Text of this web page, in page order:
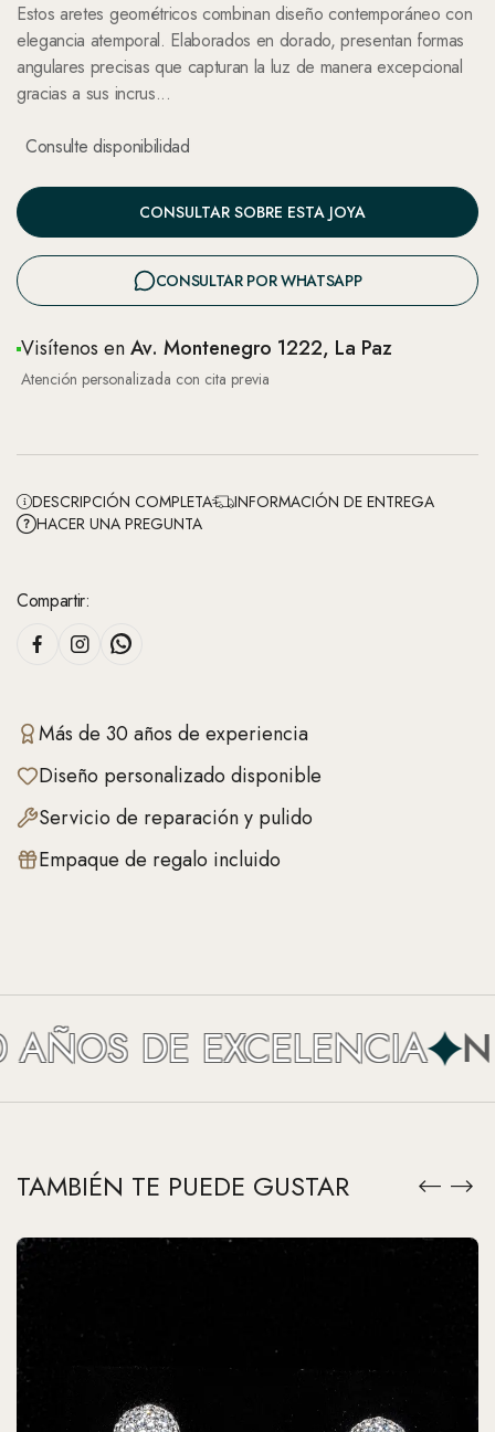
Estos aretes geométricos combinan diseño contemporáneo con
elegancia atemporal. Elaborados en dorado, presentan formas
angulares precisas que capturan la luz de manera excepcional
gracias a sus incrus...
Consulte disponibilidad
CONSULTAR SOBRE ESTA JOYA
CONSULTAR POR WHATSAPP
Visítenos enAv. Montenegro 1222, La Paz
Atención personalizada con cita previa
DESCRIPCIÓN COMPLETA
INFORMACIÓN DE ENTREGA
HACER UNA PREGUNTA
Compartir:
Más de 30 años de experiencia
Diseño personalizado disponible
Servicio de reparación y pulido
Empaque de regalo incluido
DE EXCELENCIA
TAMBIÉN TE PUEDE GUSTAR